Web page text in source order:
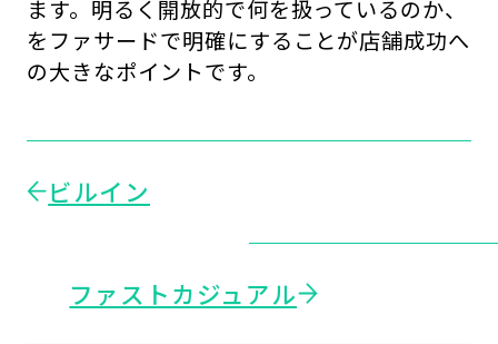
ます。明るく開放的で何を扱っているのか、
をファサードで明確にすることが店舗成功へ
の大きなポイントです。
ビルイン
ファストカジュアル